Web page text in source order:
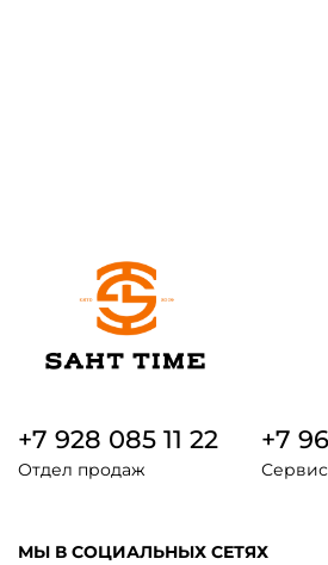
+7 928 085 11 22
Отдел продаж
+7
МЫ В СОЦИАЛЬНЫХ СЕТЯХ